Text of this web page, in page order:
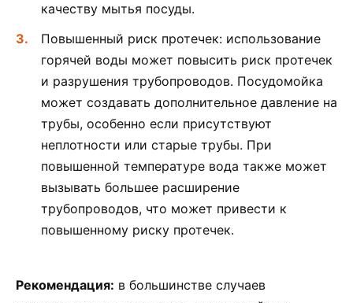
качеству мытья посуды.
Повышенный риск протечек: использование
горячей воды может повысить риск протечек
и разрушения трубопроводов. Посудомойка
может создавать дополнительное давление на
трубы, особенно если присутствуют
неплотности или старые трубы. При
повышенной температуре вода также может
вызывать большее расширение
трубопроводов, что может привести к
повышенному риску протечек.
Рекомендация: в большинстве случаев